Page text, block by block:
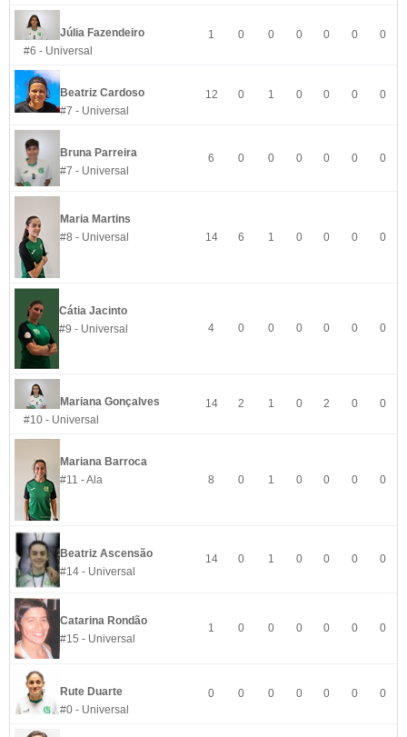
Júlia Fazendeiro
#6 - Universal
1 0 0 0 0 0 0
Beatriz Cardoso
#7 - Universal
12 0 1 0 0 0 0
Bruna Parreira
#7 - Universal
6 0 0 0 0 0 0
Maria Martins
#8 - Universal
14 6 1 0 0 0 0
Cátia Jacinto
#9 - Universal
4 0 0 0 0 0 0
Mariana Gonçalves
#10 - Universal
14 2 1 0 2 0 0
Mariana Barroca
#11 - Ala
8 0 1 0 0 0 0
Beatriz Ascensão
#14 - Universal
14 0 1 0 0 0 0
Catarina Rondão
#15 - Universal
1 0 0 0 0 0 0
Rute Duarte
#0 - Universal
0 0 0 0 0 0 0